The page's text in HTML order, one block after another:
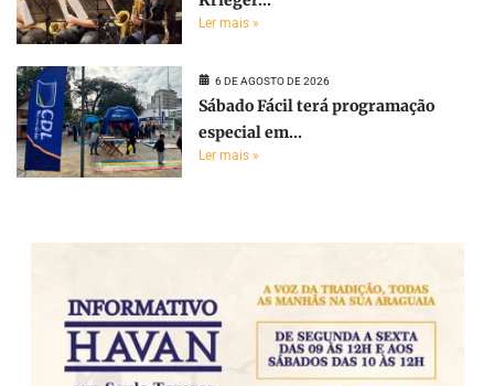
Ler mais »
6 DE AGOSTO DE 2026
Sábado Fácil terá programação
especial em...
Ler mais »